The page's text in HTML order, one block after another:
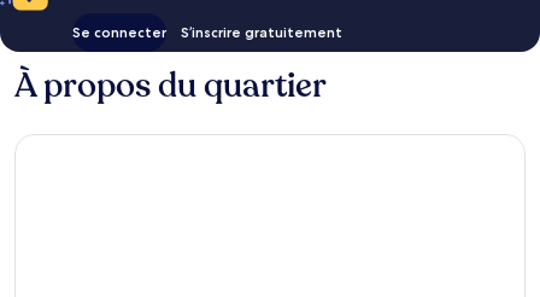
Se connecter S’inscrire gratuitement
À propos du quartier